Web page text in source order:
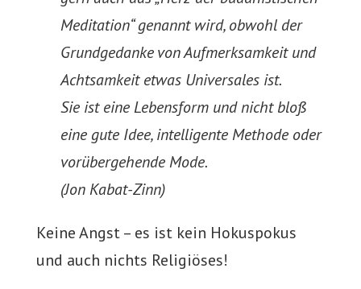
Meditation“ genannt wird, obwohl der
Grundgedanke von Aufmerksamkeit und
Achtsamkeit etwas Universales ist.
Sie ist eine Lebensform und nicht bloß
eine gute Idee, intelligente Methode oder
vorübergehende Mode.
(Jon Kabat-Zinn)
Keine Angst – es ist kein Hokuspokus
und auch nichts Religiöses!